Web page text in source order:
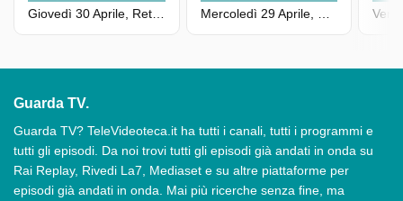
Guarda TV.
Guarda TV? TeleVideoteca.it ha tutti i canali, tutti i programmi e
tutti gli episodi. Da noi trovi tutti gli episodi già andati in onda su
Rai Replay, Rivedi La7, Mediaset e su altre piattaforme per
episodi già andati in onda. Mai più ricerche senza fine, ma